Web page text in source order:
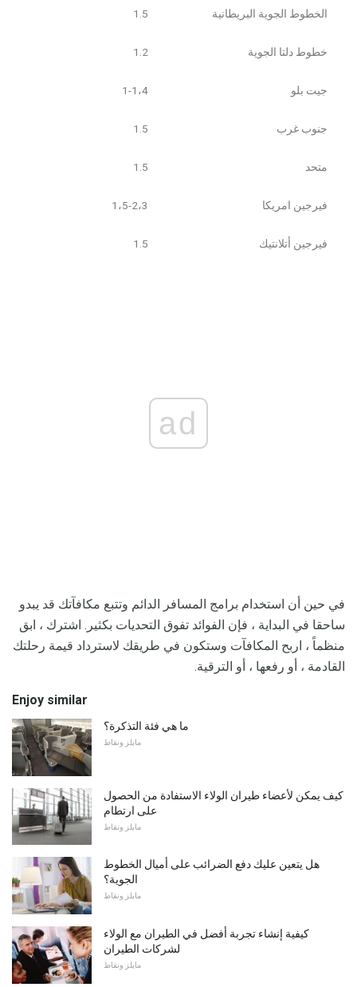
الخطوط الجوية البريطانية 1.5
خطوط دلتا الجوية 1.2
جيت بلو 1-1،4
جنوب غرب 1.5
متحد 1.5
فيرجين امريكا 1،5-2،3
فيرجين أتلانتيك 1.5
ad
في حين أن استخدام برامج المسافر الدائم وتتبع مكافآتك قد يبدو
ساحقا في البداية ، فإن الفوائد تفوق التحديات بكثير. اشترك ، ابق
منظماً ، اربح المكافآت وستكون في طريقك لاسترداد قيمة رحلتك
القادمة ، أو رفعها ، أو الترقية.
Enjoy similar
ما هي فئة التذكرة؟
مايلز ونقاط
كيف يمكن لأعضاء طيران الولاء الاستفادة من الحصول
على ارتطام
مايلز ونقاط
هل يتعين عليك دفع الضرائب على أميال الخطوط
الجوية؟
مايلز ونقاط
كيفية إنشاء تجربة أفضل في الطيران مع الولاء
لشركات الطيران
مايلز ونقاط